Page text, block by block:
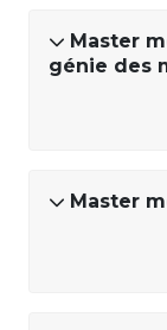
Master
génie des
Master